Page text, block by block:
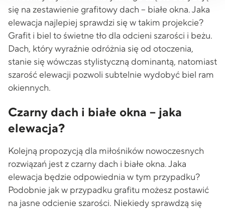
się na zestawienie grafitowy dach – białe okna. Jaka
elewacja najlepiej sprawdzi się w takim projekcie?
Grafit i biel to świetne tło dla odcieni szarości i beżu.
Dach, który wyraźnie odróżnia się od otoczenia,
stanie się wówczas stylistyczną dominantą, natomiast
szarość elewacji pozwoli subtelnie wydobyć biel ram
okiennych.
Czarny dach i białe okna – jaka
elewacja?
Kolejną propozycją dla miłośników nowoczesnych
rozwiązań jest z czarny dach i białe okna. Jaka
elewacja będzie odpowiednia w tym przypadku?
Podobnie jak w przypadku grafitu możesz postawić
na jasne odcienie szarości. Niekiedy sprawdzą się